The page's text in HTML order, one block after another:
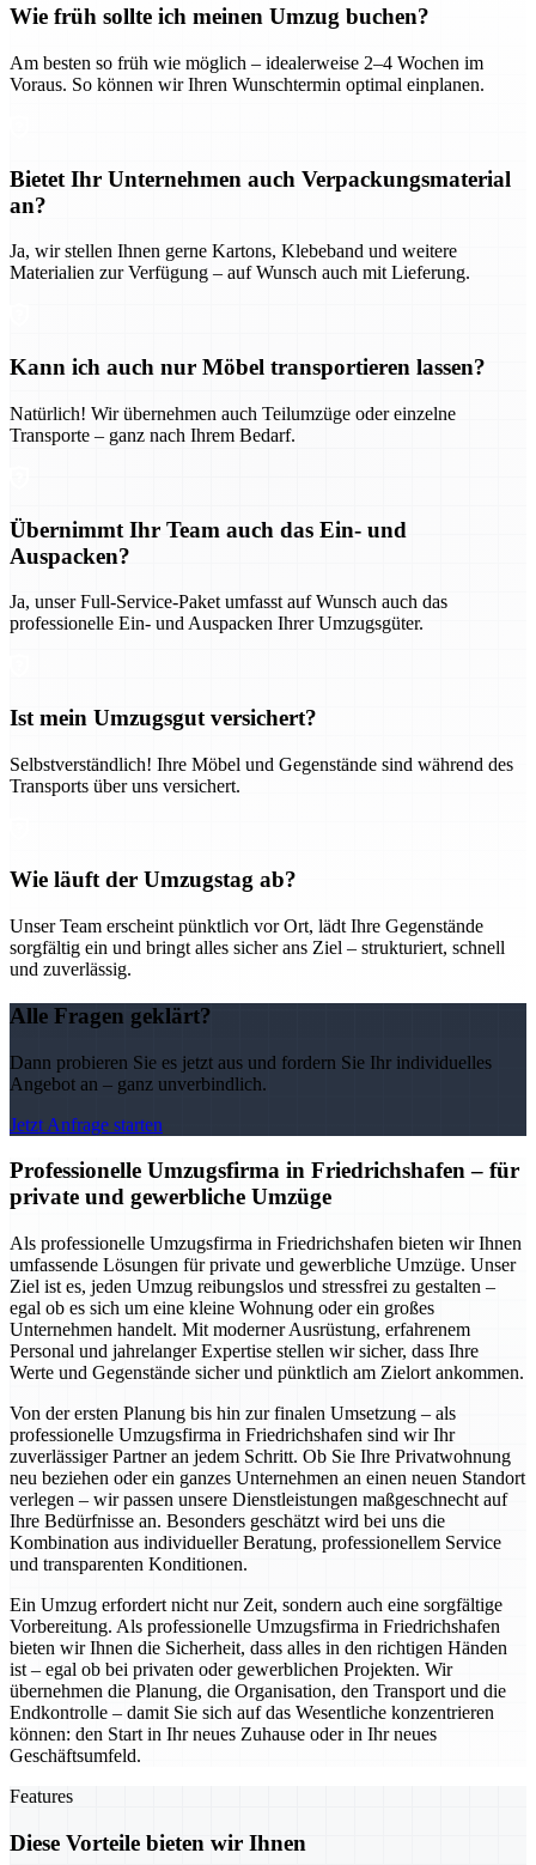
Wie früh sollte ich meinen Umzug buchen?
Am besten so früh wie möglich – idealerweise 2–4 Wochen im
Voraus. So können wir Ihren Wunschtermin optimal einplanen.
Bietet Ihr Unternehmen auch Verpackungsmaterial
an?
Ja, wir stellen Ihnen gerne Kartons, Klebeband und weitere
Materialien zur Verfügung – auf Wunsch auch mit Lieferung.
Kann ich auch nur Möbel transportieren lassen?
Natürlich! Wir übernehmen auch Teilumzüge oder einzelne
Transporte – ganz nach Ihrem Bedarf.
Übernimmt Ihr Team auch das Ein- und
Auspacken?
Ja, unser Full-Service-Paket umfasst auf Wunsch auch das
professionelle Ein- und Auspacken Ihrer Umzugsgüter.
Ist mein Umzugsgut versichert?
Selbstverständlich! Ihre Möbel und Gegenstände sind während des
Transports über uns versichert.
Wie läuft der Umzugstag ab?
Unser Team erscheint pünktlich vor Ort, lädt Ihre Gegenstände
sorgfältig ein und bringt alles sicher ans Ziel – strukturiert, schnell
und zuverlässig.
Alle Fragen geklärt?
Dann probieren Sie es jetzt aus und fordern Sie Ihr individuelles
Angebot an – ganz unverbindlich.
Jetzt Anfrage starten
Professionelle Umzugsfirma in Friedrichshafen – für
private und gewerbliche Umzüge
Als professionelle Umzugsfirma in Friedrichshafen bieten wir Ihnen
umfassende Lösungen für private und gewerbliche Umzüge. Unser
Ziel ist es, jeden Umzug reibungslos und stressfrei zu gestalten –
egal ob es sich um eine kleine Wohnung oder ein großes
Unternehmen handelt. Mit moderner Ausrüstung, erfahrenem
Personal und jahrelanger Expertise stellen wir sicher, dass Ihre
Werte und Gegenstände sicher und pünktlich am Zielort ankommen.
Von der ersten Planung bis hin zur finalen Umsetzung – als
professionelle Umzugsfirma in Friedrichshafen sind wir Ihr
zuverlässiger Partner an jedem Schritt. Ob Sie Ihre Privatwohnung
neu beziehen oder ein ganzes Unternehmen an einen neuen Standort
verlegen – wir passen unsere Dienstleistungen maßgeschnecht auf
Ihre Bedürfnisse an. Besonders geschätzt wird bei uns die
Kombination aus individueller Beratung, professionellem Service
und transparenten Konditionen.
Ein Umzug erfordert nicht nur Zeit, sondern auch eine sorgfältige
Vorbereitung. Als professionelle Umzugsfirma in Friedrichshafen
bieten wir Ihnen die Sicherheit, dass alles in den richtigen Händen
ist – egal ob bei privaten oder gewerblichen Projekten. Wir
übernehmen die Planung, die Organisation, den Transport und die
Endkontrolle – damit Sie sich auf das Wesentliche konzentrieren
können: den Start in Ihr neues Zuhause oder in Ihr neues
Geschäftsumfeld.
Features
Diese Vorteile bieten wir Ihnen